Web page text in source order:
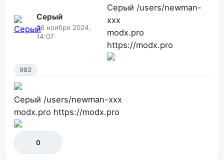
Серый
26 ноября 2024,
14:07
Серый /users/newman-
xxx
modx.pro
https://modx.pro
982
Серый /users/newman-xxx
modx.pro https://modx.pro
0